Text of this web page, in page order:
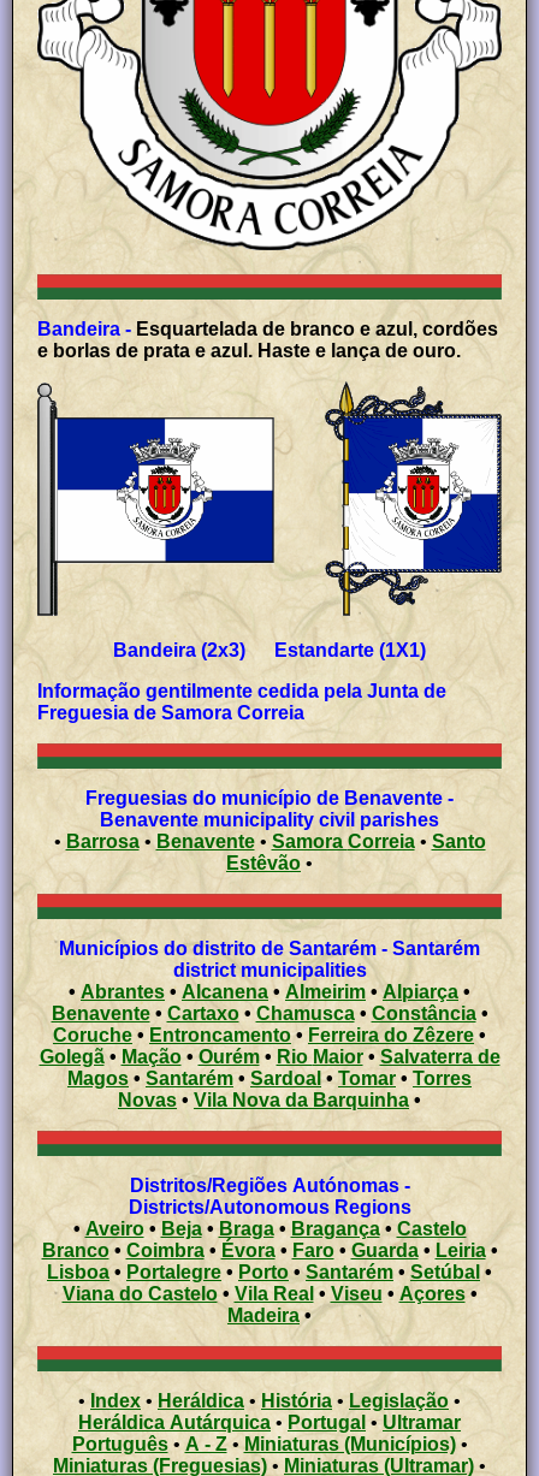
Bandeira - Esquartelada de branco e azul, cordões
e borlas de prata e azul. Haste e lança de ouro.
Bandeira (2x3) Estandarte (1X1)
Informação gentilmente cedida pela Junta de
Freguesia de Samora Correia
Freguesias do município de Benavente -
Benavente municipality civil parishes
• Barrosa• Benavente• Samora Correia• Santo
Estêvão •
Municípios do distrito de Santarém - Santarém
district municipalities
• Abrantes • Alcanena • Almeirim •Alpiarça •
Benavente• Cartaxo• Chamusca• Constância•
Coruche • Entroncamento• Ferreira do Zêzere•
Golegã• Mação•Ourém• Rio Maior• Salvaterra de
Magos • Santarém • Sardoal • Tomar • Torres
Novas • Vila Nova da Barquinha •
Distritos/Regiões Autónomas -
Districts/Autonomous Regions
•Aveiro• Beja• Braga• Bragança• Castelo
Branco• Coimbra• Évora• Faro• Guarda• Leiria•
Lisboa • Portalegre • Porto •Santarém • Setúbal •
Viana do Castelo• Vila Real • Viseu • Açores •
Madeira •
• Index • Heráldica • História • Legislação •
Heráldica Autárquica • Portugal •Ultramar
Português• A - Z•Miniaturas (Municípios)•
Miniaturas (Freguesias) • Miniaturas (Ultramar)•